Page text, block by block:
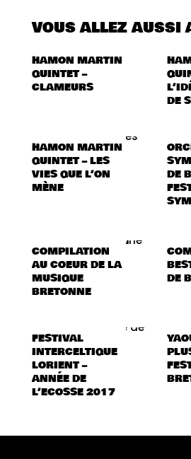
VOUS ALLEZ AUSSI
HAMON MARTIN
QUINTET –
CLAMEURS
DE
HAMON MARTIN
QUINTET – LES
VIES QUE L’ON
MÈNE
DE
COMPILATION
AU COEUR DE LA
MUSIQUE
BRETONNE
DE
FESTIVAL
INTERCELTIQUE
LORIENT –
ANNÉE DE
L’ECOSSE 2017